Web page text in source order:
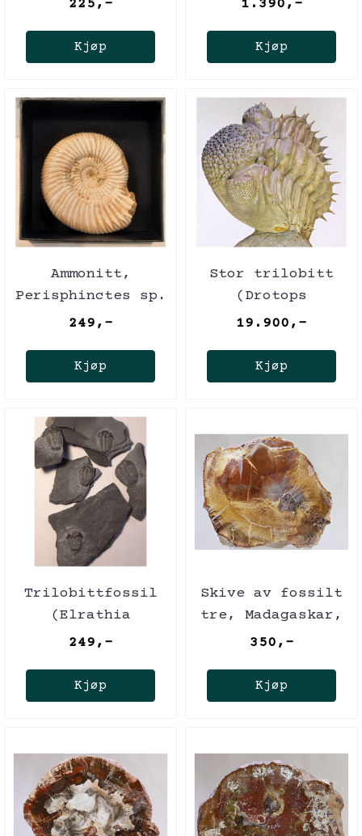
225,-
Kjøp
1.390,-
Kjøp
Ammonitt,
Perisphinctes sp.
(polert), ca. 7
249,-
Kjøp
Stor trilobitt
(Drotops
armatus),
19.900,-
Kjøp
Trilobittfossil
(Elrathia
kingii), Utah,
249,-
Kjøp
Skive av fossilt
tre, Madagaskar,
ca. 225 mill. år
350,-
Kjøp